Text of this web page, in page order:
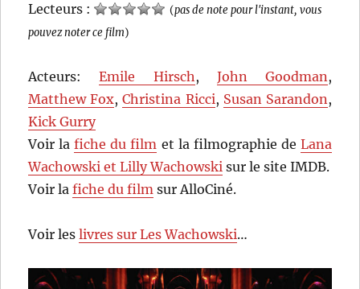
Lecteurs : (pas de note pour l'instant, vous
pouvez noter ce film)
Acteurs:Emile Hirsch, John Goodman,
Matthew Fox,Christina Ricci, Susan Sarandon,
Kick Gurry
Voir lafiche du film et la filmographie de Lana
Wachowski et Lilly Wachowski sur le site IMDB.
Voir lafiche du film sur AlloCiné.
Voir leslivres sur Les Wachowski…